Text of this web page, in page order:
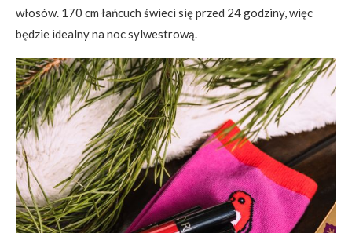
włosów. 170 cm łańcuch świeci się przed 24 godziny, więc
będzie idealny na noc sylwestrową.